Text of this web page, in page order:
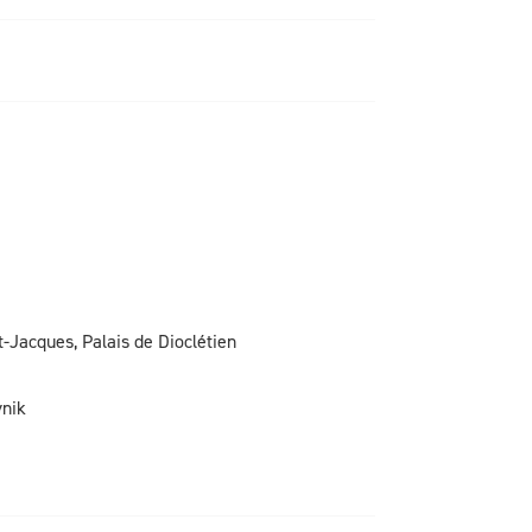
Palais de Dioclétien